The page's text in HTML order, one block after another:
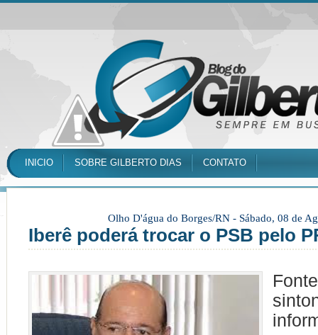
INICIO SOBRE GILBERTO DIAS CONTATO
Olho D'água do Borges/RN - Sábado, 08 de
Iberê poderá trocar o PSB pelo